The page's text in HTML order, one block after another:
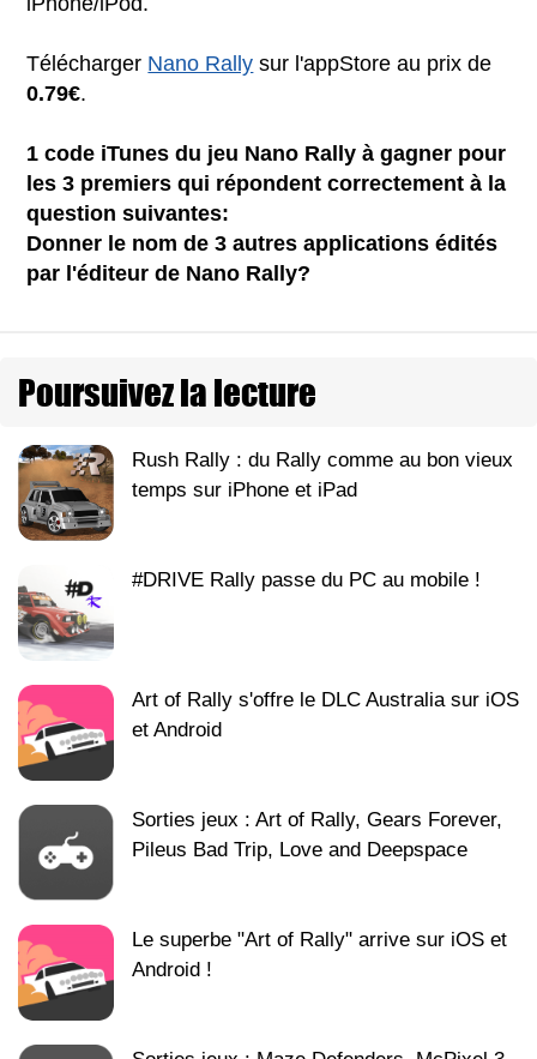
Télécharger Nano Rally sur l'appStore au prix de
0.79€.
1 code iTunes du jeu Nano Rally à gagner pour
les 3 premiers qui répondent correctement à la
question suivantes:
Donner le nom de 3 autres applications édités
par l'éditeur de Nano Rally?
Poursuivez la lecture
Rush Rally : du Rally comme au bon vieux
temps sur iPhone et iPad
#DRIVE Rally passe du PC au mobile !
Art of Rally s'offre le DLC Australia sur iOS
et Android
Sorties jeux : Art of Rally, Gears Forever,
Pileus Bad Trip, Love and Deepspace
Le superbe "Art of Rally" arrive sur iOS et
Android !